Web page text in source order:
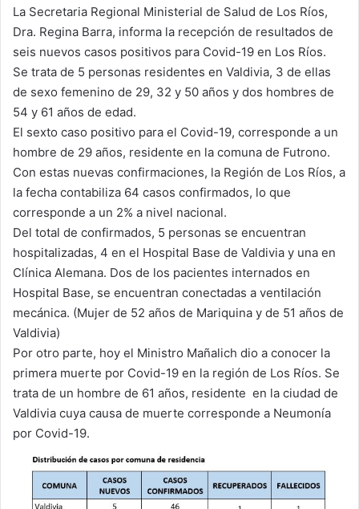
La Secretaria Regional Ministerial de Salud de Los Ríos,
Dra. Regina Barra, informa la recepción de resultados de
seis nuevos casos positivos para Covid-19 en Los Ríos.
Se trata de 5 personas residentes en Valdivia, 3 de ellas
de sexo femenino de 29, 32 y 50 años y dos hombres de
54 y 61 años de edad.
El sexto caso positivo para el Covid-19, corresponde a un
hombre de 29 años, residente en la comuna de Futrono.
Con estas nuevas confirmaciones, la Región de Los Ríos, a
la fecha contabiliza 64 casos confirmados, lo que
corresponde a un 2% a nivel nacional.
Del total de confirmados, 5 personas se encuentran
hospitalizadas, 4 en el Hospital Base de Valdivia y una en
Clínica Alemana. Dos de los pacientes internados en
Hospital Base, se encuentran conectadas a ventilación
mecánica. (Mujer de 52 años de Mariquina y de 51 años de
Valdivia)
Por otro parte, hoy el Ministro Mañalich dio a conocer la
primera muerte por Covid-19 en la región de Los Ríos. Se
trata de un hombre de 61 años, residente en la ciudad de
Valdivia cuya causa de muerte corresponde a Neumonía
por Covid-19.